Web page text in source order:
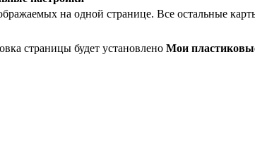
на одной странице. Все остальные
страницы будет установлено Мои